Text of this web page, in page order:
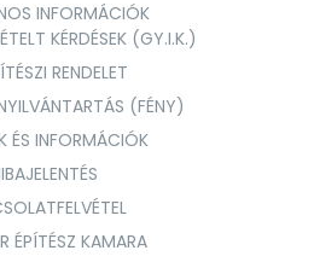
INFORMÁCIÓK
KÉRDÉSEK (GY.I.K.)
RENDELET
(FÉNY)
ÉS INFORMÁCIÓK
ÉPÍTÉSZ KAMARA